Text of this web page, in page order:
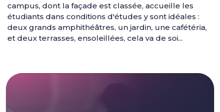
campus, dont la façade est classée, accueille les
étudiants dans conditions d'études y sont idéales :
deux grands amphithéâtres, un jardin, une cafétéria,
et deux terrasses, ensoleillées, cela va de soi...